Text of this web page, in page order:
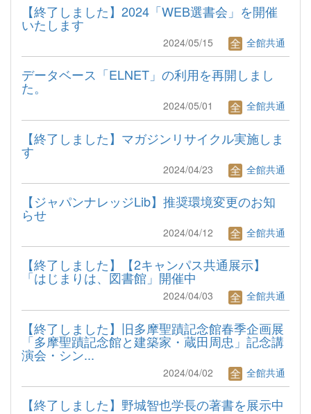
【終了しました】2024「WEB選書会」を開催
いたします
2024/05/15 全館共通
データベース「ELNET」の利用を再開しまし
た。
2024/05/01 全館共通
【終了しました】マガジンリサイクル実施しま
す
2024/04/23 全館共通
【ジャパンナレッジLib】推奨環境変更のお知
らせ
2024/04/12 全館共通
【終了しました】【2キャンパス共通展示】
「はじまりは、図書館」開催中
2024/04/03 全館共通
【終了しました】旧多摩聖蹟記念館春季企画展
「多摩聖蹟記念館と建築家・蔵田周忠」記念講
演会・シン...
2024/04/02 全館共通
【終了しました】野城智也学長の著書を展示中